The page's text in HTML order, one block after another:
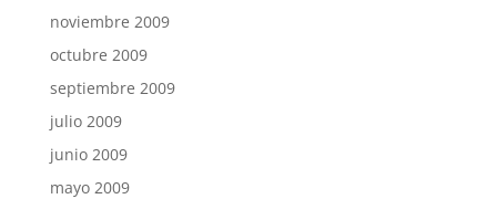
noviembre 2009
octubre 2009
septiembre 2009
julio 2009
junio 2009
mayo 2009